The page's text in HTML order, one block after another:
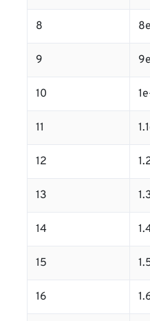
8
9
10
11
12
13
14
15
16